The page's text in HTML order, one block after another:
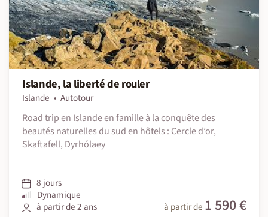
Islande, la liberté de rouler
Islande
Autotour
Road trip en Islande en famille à la conquête des
beautés naturelles du sud en hôtels : Cercle d’or,
Skaftafell, Dyrhólaey
8 jours
Dynamique
à partir de 2 ans
à partir de 1 590 €